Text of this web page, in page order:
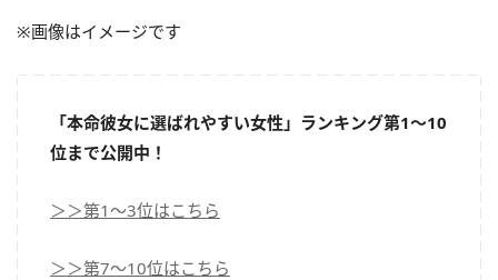
※画像はイメージです
「本命彼女に選ばれやすい女性」ランキング第1～10
位まで公開中！
＞＞第1～3位はこちら
＞＞第7～10位はこちら